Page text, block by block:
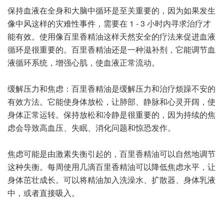
保持血液在全身和大脑中循环是至关重要的，因为如果发生
像中风这样的灾难性事件，需要在 1 - 3 小时内寻求治疗才
能有效。使用像百里香精油这样天然安全的疗法来促进血液
循环是很重要的。百里香精油还是一种滋补剂，它能调节血
液循环系统，增强心肌，使血液正常流动。
缓解压力和焦虑：百里香精油是缓解压力和治疗烦躁不安的
有效方法。它能使身体放松，让肺部、静脉和心灵开阔，使
身体正常运转。保持放松和冷静是很重要的，因为持续的焦
虑会导致高血压、失眠、消化问题和惊恐发作。
焦虑可能是由激素失衡引起的，百里香精油可以自然地调节
这种失衡。每周使用几滴百里香精油可以降低焦虑水平，让
身体茁壮成长。可以将精油加入洗澡水、扩散器、身体乳液
中，或者直接吸入。